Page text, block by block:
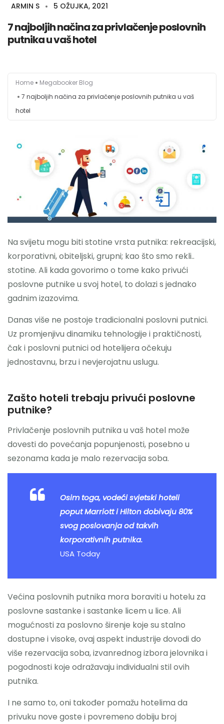
Hotelski Ekosistem
Tehnologija Za
Akademija
O nama
Započni Danas
Nazovite
ARMIN S 5 OŽUJKA, 2021
7 najboljih načina za privlačenje poslovnih
putnika u vaš hotel
Home
Megabooker Blog
7 najboljih načina za privlačenje poslovnih putnika u vaš
hotel
Na svijetu mogu biti stotine vrsta putnika: rekreacijski,
korporativni, obiteljski, grupni; kao što smo rekli..
stotine. Ali kada govorimo o tome kako privući
poslovne putnike u svoj hotel, to dolazi s jednako
gadnim izazovima.
Danas više ne postoje tradicionalni poslovni putnici.
Uz promjenjivu dinamiku tehnologije i praktičnosti,
čak i poslovni putnici od hotelijera očekuju
jednostavnu, brzu i nevjerojatnu uslugu.
Zašto hoteli trebaju privući poslovne
putnike?
Privlačenje poslovnih putnika u vaš hotel može
dovesti do povećanja popunjenosti, posebno u
sezonama kada je malo rezervacija soba.
Osim toga, vodeći svjetski hoteli
poput Marriott i Hilton dobivaju 80%
svog poslovanja od takvih
korporativnih putnika.
USA Today
Većina poslovnih putnika mora boraviti u hotelu za
poslovne sastanke i sastanke licem u lice. Ali
mogućnosti za poslovno širenje koje su stalno
dostupne i visoke, ovaj aspekt industrije dovodi do
više rezervacija soba, izvanrednog izbora jelovnika i
pogodnosti koje odražavaju individualni stil ovih
putnika.
I ne samo to, oni također pomažu hotelima da
privuku nove goste i povremeno dobiju broj